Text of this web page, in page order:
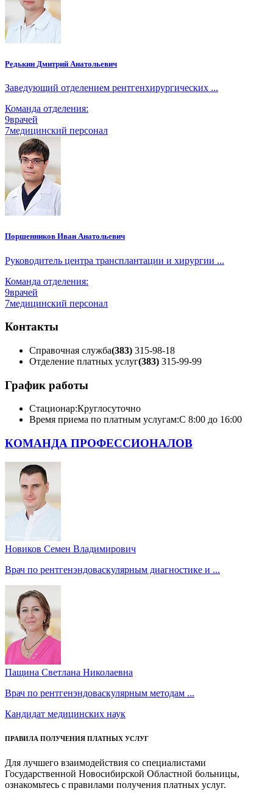
Редькин Дмитрий Анатольевич
Заведующий отделением рентгенхирургических ...
Команда отделения:
9врачей
7медицинский персонал
Поршенников Иван Анатольевич
Руководитель центра трансплантации и хирургии ...
Команда отделения:
9врачей
7медицинский персонал
Контакты
Справочная служба(383) 315-98-18
Отделение платных услуг(383) 315-99-99
График работы
Стационар:Круглосуточно
Время приема по платным услугам:С 8:00 до 16:00
КОМАНДА ПРОФЕССИОНАЛОВ
Новиков Семен Владимирович
Врач по рентгенэндоваскулярным диагностике и ...
Пащина Светлана Николаевна
Врач по рентгенэндоваскулярным методам ...
Кандидат медицинских наук
ПРАВИЛА ПОЛУЧЕНИЯ ПЛАТНЫХ УСЛУГ
Для лучшего взаимодействия со специалистами
Государственной Новосибирской Областной больницы,
ознакомьтесь с правилами получения платных услуг.